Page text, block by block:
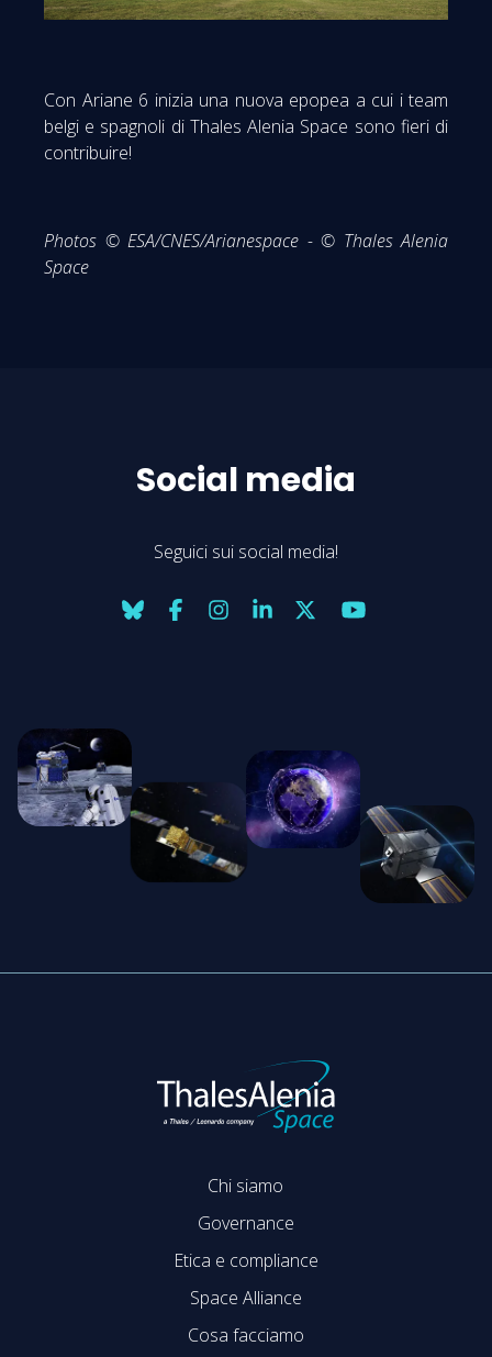
Con Ariane 6 inizia una nuova epopea a cui i team
belgi e spagnoli di Thales Alenia Space sono fieri di
contribuire!
Photos © ESA/CNES/Arianespace - © Thales Alenia
Space
Social media
Seguici sui social media!
Chi siamo
Governance
Etica e compliance
Space Alliance
Cosa facciamo